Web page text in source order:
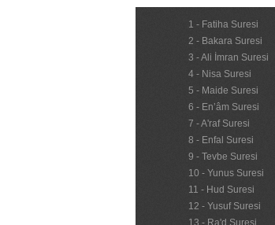
1 - Fatiha Suresi
2 - Bakara Suresi
3 - Ali İmran Suresi
4 - Nisa Suresi
5 - Maide Suresi
6 - En’âm Suresi
7 - A'raf Suresi
8 - Enfal Suresi
9 - Tevbe Suresi
10 - Yunus Suresi
11 - Hud Suresi
12 - Yusuf Suresi
13 - Ra'd Suresi